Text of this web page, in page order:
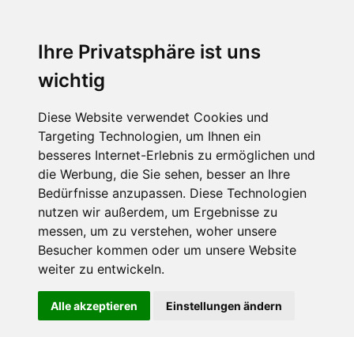
Ihre Privatsphäre ist uns
wichtig
Diese Website verwendet Cookies und
Targeting Technologien, um Ihnen ein
besseres Internet-Erlebnis zu ermöglichen und
die Werbung, die Sie sehen, besser an Ihre
Bedürfnisse anzupassen. Diese Technologien
nutzen wir außerdem, um Ergebnisse zu
messen, um zu verstehen, woher unsere
Besucher kommen oder um unsere Website
weiter zu entwickeln.
Alle akzeptieren Einstellungen ändern